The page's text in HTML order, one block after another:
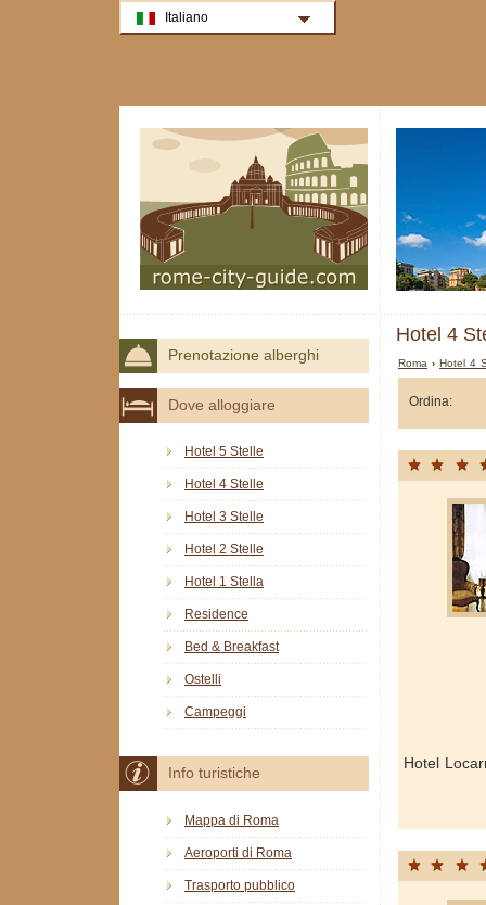
Hotel 4
Roma ›Hotel 4
Ordina:
Hotel
Prenotazione alberghi
Dove alloggiare
Hotel 5 Stelle
Hotel 4 Stelle
Hotel 3 Stelle
Hotel 2 Stelle
Hotel 1 Stella
Residence
Bed & Breakfast
Ostelli
Campeggi
Info turistiche
Mappa di Roma
Aeroporti di Roma
Trasporto pubblico
Italiano